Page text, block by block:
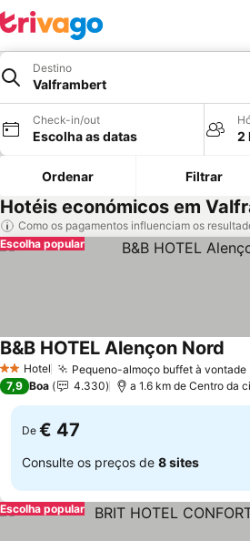
Destino
Valframbert
Check-in/out
Escolha as datas 2
Ordenar Filtrar
Hotéis económicos em
Como os pagamentos influenciam os
Escolha popular
2 Estrelas
Hotel Pequeno-almoço buffet à vontade
B&B HOTEL Alençon Nord
7,9 Boa 4.330 a 1.6 km de Centro da
De € 47
Consulte os preços de 8 sites
Escolha popular